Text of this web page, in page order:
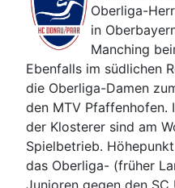
Oberliga-
in
Manching
Ebenfalls im südlichen
die Oberliga-Damen
den MTV Pfaffenhofen.
der Klosterer sind am
Spielbetrieb.
das Oberliga- (früher
Junioren gegen den